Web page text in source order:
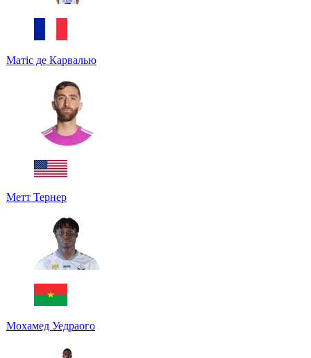
Матіс де Карвалью
Метт Тернер
Мохамед Уедраого